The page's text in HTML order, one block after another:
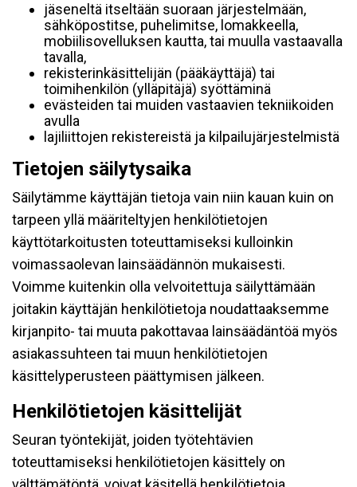
jäseneltä itseltään suoraan järjestelmään,
sähköpostitse, puhelimitse, lomakkeella,
mobiilisovelluksen kautta, tai muulla vastaavalla
tavalla,
rekisterinkäsittelijän (pääkäyttäjä) tai
toimihenkilön (ylläpitäjä) syöttäminä
evästeiden tai muiden vastaavien tekniikoiden
avulla
lajiliittojen rekistereistä ja kilpailujärjestelmistä
Tietojen säilytysaika
Säilytämme käyttäjän tietoja vain niin kauan kuin on
tarpeen yllä määriteltyjen henkilötietojen
käyttötarkoitusten toteuttamiseksi kulloinkin
voimassaolevan lainsäädännön mukaisesti.
Voimme kuitenkin olla velvoitettuja säilyttämään
joitakin käyttäjän henkilötietoja noudattaaksemme
kirjanpito- tai muuta pakottavaa lainsäädäntöä myös
asiakassuhteen tai muun henkilötietojen
käsittelyperusteen päättymisen jälkeen.
Henkilötietojen käsittelijät
Seuran työntekijät, joiden työtehtävien
toteuttamiseksi henkilötietojen käsittely on